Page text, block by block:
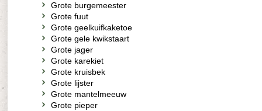
Grote burgemeester
Grote fuut
Grote geelkuifkaketoe
Grote gele kwikstaart
Grote jager
Grote karekiet
Grote kruisbek
Grote lijster
Grote mantelmeeuw
Grote pieper